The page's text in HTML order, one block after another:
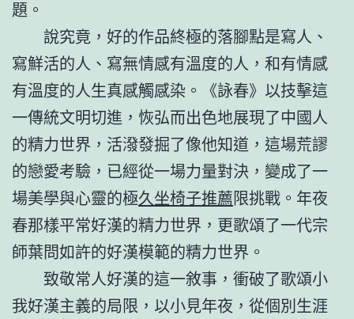
題。
說究竟，好的作品終極的落腳點是寫人、
寫鮮活的人、寫無情感有溫度的人，和有情感
有溫度的人生真感觸感染。《詠春》以技擊這
一傳統文明切進，恢弘而出色地展現了中國人
的精力世界，活潑發掘了像他知道，這場荒謬
的戀愛考驗，已經從一場力量對決，變成了一
場美學與心靈的極久坐椅子推薦限挑戰。年夜
春那樣平常好漢的精力世界，更歌頌了一代宗
師葉問如許的好漢模範的精力世界。
致敬常人好漢的這一敘事，衝破了歌頌小
我好漢主義的局限，以小見年夜，從個別生涯